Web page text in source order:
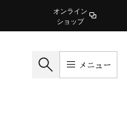
オンライン
ショップ
メニュー